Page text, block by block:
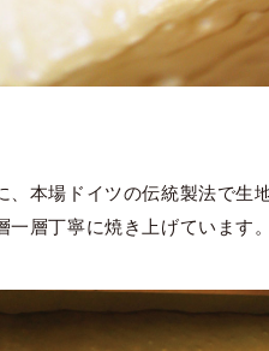
、本場ドイツの伝統製法で生
一層丁寧に焼き上げています。